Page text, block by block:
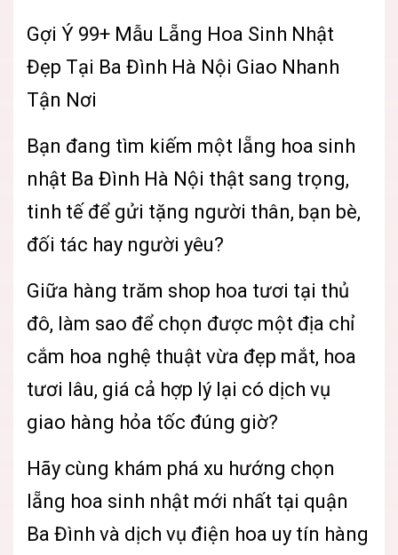
Gợi Ý 99+ Mẫu Lẵng Hoa Sinh Nhật
Đẹp Tại Ba Đình Hà Nội Giao Nhanh
Tận Nơi
Bạn đang tìm kiếm một lẵng hoa sinh
nhật Ba Đình Hà Nội thật sang trọng,
tinh tế để gửi tặng người thân, bạn bè,
đối tác hay người yêu?
Giữa hàng trăm shop hoa tươi tại thủ
đô, làm sao để chọn được một địa chỉ
cắm hoa nghệ thuật vừa đẹp mắt, hoa
tươi lâu, giá cả hợp lý lại có dịch vụ
giao hàng hỏa tốc đúng giờ?
Hãy cùng khám phá xu hướng chọn
lẵng hoa sinh nhật mới nhất tại quận
Ba Đình và dịch vụ điện hoa uy tín hàng